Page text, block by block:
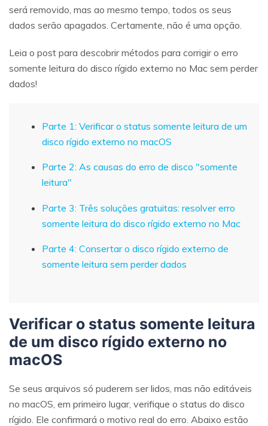
será removido, mas ao mesmo tempo, todos os seus
dados serão apagados. Certamente, não é uma opção.
Leia o post para descobrir métodos para corrigir o erro
somente leitura do disco rígido externo no Mac sem perder
dados!
Parte 1: Verificar o status somente leitura de um
disco rígido externo no macOS
Parte 2: As causas do erro de disco "somente
leitura"
Parte 3: Três soluções gratuitas: resolver erro
somente leitura do disco rígido externo no Mac
Parte 4: Consertar o disco rígido externo de
somente leitura sem perder dados
Verificar o status somente leitura
de um disco rígido externo no
macOS
Se seus arquivos só puderem ser lidos, mas não editáveis
no macOS, em primeiro lugar, verifique o status do disco
rígido. Ele confirmará o motivo real do erro. Abaixo estão